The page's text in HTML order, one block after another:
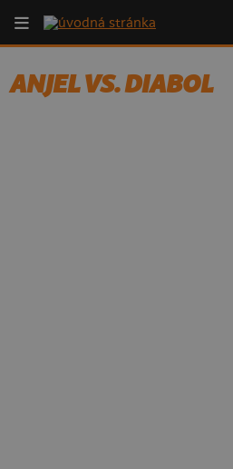
ANJEL VS. DIABOL